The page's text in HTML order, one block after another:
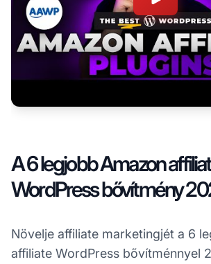
A 6 legjobb Amazon
WordPress bővítmény
Növelje affiliate marketingjét a 6
affiliate WordPress bővítménnyel